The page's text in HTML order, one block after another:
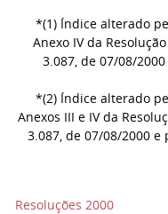
*(1) Índice alterado
Anexo IV da
3.087, de 07/08/
*(2) Índice alterado
Anexos III e IV da
3.087, de 07/08/2000 e
Resoluções 2000